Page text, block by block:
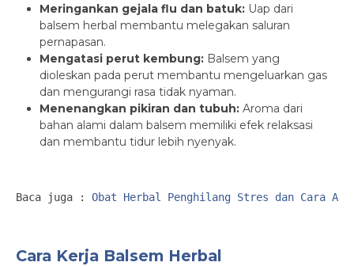
Meringankan gejala flu dan batuk: Uap dari
balsem herbal membantu melegakan saluran
pernapasan.
Mengatasi perut kembung: Balsem yang
dioleskan pada perut membantu mengeluarkan gas
dan mengurangi rasa tidak nyaman.
Menenangkan pikiran dan tubuh: Aroma dari
bahan alami dalam balsem memiliki efek relaksasi
dan membantu tidur lebih nyenyak.
Baca juga : Obat Herbal Penghilang Stres dan Cara
Cara Kerja Balsem Herbal